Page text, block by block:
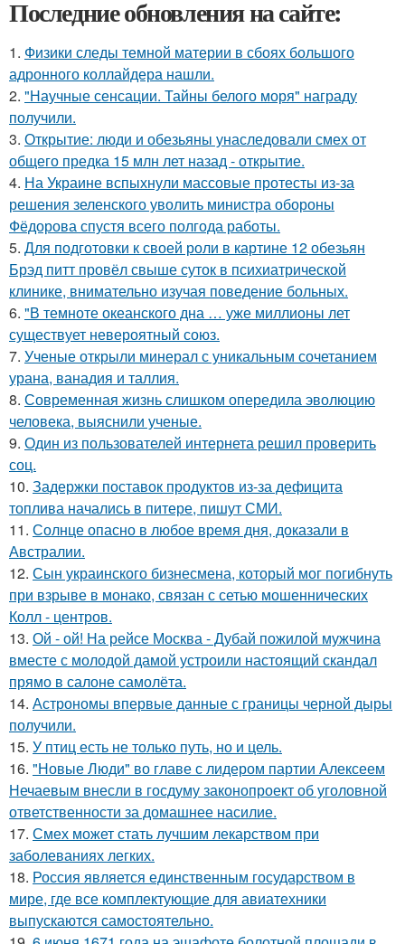
Последние обновления на сайте:
1. Физики следы темной материи в сбоях большого
адронного коллайдера нашли.
2. "Научные сенсации. Тайны белого моря" награду
получили.
3. Открытие: люди и обезьяны унаследовали смех от
общего предка 15 млн лет назад - открытие.
4. На Украине вспыхнули массовые протесты из-за
решения зеленского уволить министра обороны
Фёдорова спустя всего полгода работы.
5. Для подготовки к своей роли в картине 12 обезьян
Брэд питт провёл свыше суток в психиатрической
клинике, внимательно изучая поведение больных.
6. "В темноте океанского дна … уже миллионы лет
существует невероятный союз.
7. Ученые открыли минерал с уникальным сочетанием
урана, ванадия и таллия.
8. Современная жизнь слишком опередила эволюцию
человека, выяснили ученые.
9. Один из пользователей интернета решил проверить
соц.
10. Задержки поставок продуктов из-за дефицита
топлива начались в питере, пишут СМИ.
11. Солнце опасно в любое время дня, доказали в
Австралии.
12. Сын украинского бизнесмена, который мог погибнуть
при взрыве в монако, связан с сетью мошеннических
Колл - центров.
13. Ой - ой! На рейсе Москва - Дубай пожилой мужчина
вместе с молодой дамой устроили настоящий скандал
прямо в салоне самолёта.
14. Астрономы впервые данные с границы черной дыры
получили.
15. У птиц есть не только путь, но и цель.
16. "Новые Люди" во главе с лидером партии Алексеем
Нечаевым внесли в госдуму законопроект об уголовной
ответственности за домашнее насилие.
17. Смех может стать лучшим лекарством при
заболеваниях легких.
18. Россия является единственным государством в
мире, где все комплектующие для авиатехники
выпускаются самостоятельно.